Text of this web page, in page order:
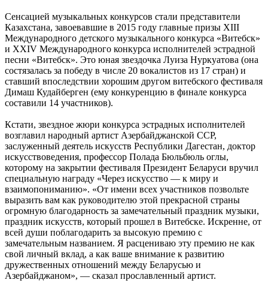
Сенсацией музыкальных конкурсов стали представители
Казахстана, завоевавшие в 2015 году главные призы XIII
Международного детского музыкального конкурса «Витебск»
и XXIV Международного конкурса исполнителей эстрадной
песни «Витебск». Это юная звездочка Луиза Нуркуатова (она
состязалась за победу в числе 20 вокалистов из 17 стран) и
ставший впоследствии хорошим другом витебского фестиваля
Димаш Кудайберген (ему конкуренцию в финале конкурса
составили 14 участников).
Кстати, звездное жюри конкурса эстрадных исполнителей
возглавил народный артист Азербайджанской ССР,
заслуженный деятель искусств Республики Дагестан, доктор
искусствоведения, профессор Полада Бюльбюль оглы,
которому на закрытии фестиваля Президент Беларуси вручил
специальную награду «Через искусство — к миру и
взаимопониманию». «От имени всех участников позвольте
выразить вам как руководителю этой прекрасной страны
огромную благодарность за замечательный праздник музыки,
праздник искусств, который прошел в Витебске. Искренне, от
всей души поблагодарить за высокую премию с
замечательным названием. Я расцениваю эту премию не как
свой личный вклад, а как ваше внимание к развитию
дружественных отношений между Беларусью и
Азербайджаном», — сказал прославленный артист.